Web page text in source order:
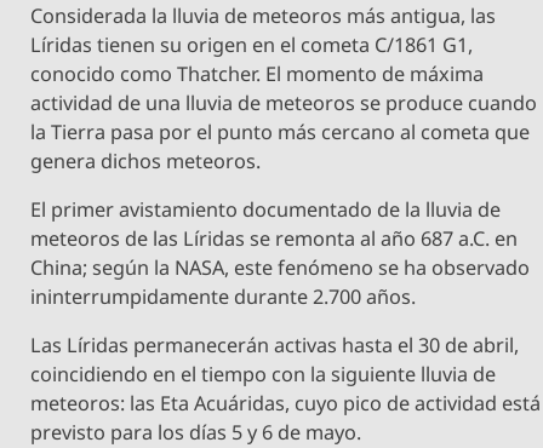
Considerada la lluvia de meteoros más antigua, las
Líridas tienen su origen en el cometa C/1861 G1,
conocido como Thatcher. El momento de máxima
actividad de una lluvia de meteoros se produce cuando
la Tierra pasa por el punto más cercano al cometa que
genera dichos meteoros.
El primer avistamiento documentado de la lluvia de
meteoros de las Líridas se remonta al año 687 a.C. en
China; según la NASA, este fenómeno se ha observado
ininterrumpidamente durante 2.700 años.
Las Líridas permanecerán activas hasta el 30 de abril,
coincidiendo en el tiempo con la siguiente lluvia de
meteoros: las Eta Acuáridas, cuyo pico de actividad está
previsto para los días 5 y 6 de mayo.